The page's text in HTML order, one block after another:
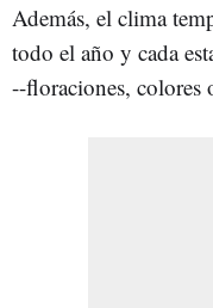
Además, el clima
todo el año y cada
--floraciones, colores